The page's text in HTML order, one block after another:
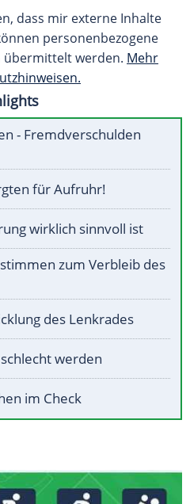
dass mir externe Inhalte
personenbezogene
werden. Mehr
- Fremdverschulden
für Aufruhr!
wirklich sinnvoll ist
zum Verbleib des
des Lenkrades
werden
im Check